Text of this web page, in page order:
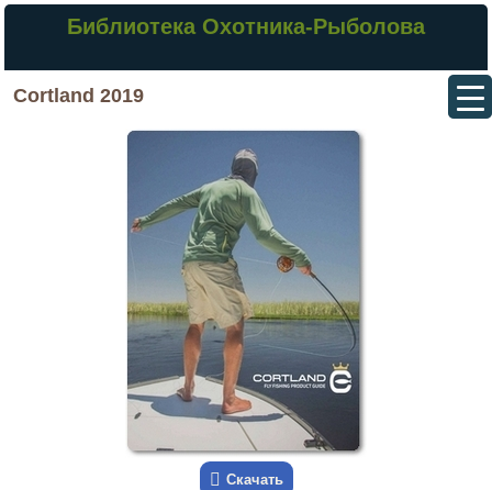
Библиотека Охотника-Рыболова
Cortland 2019
Скачать